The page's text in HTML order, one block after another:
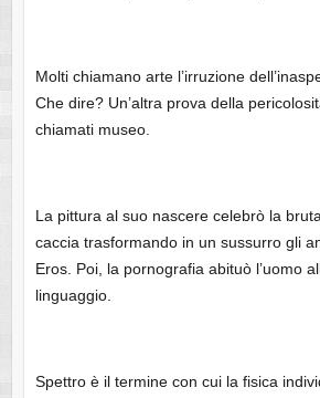
Molti chiamano arte l’irruzione
Che dire? Un’altra prova della
chiamati museo.
La pittura al suo nascere celebrò la
caccia trasformando in un sussurro gli
Eros. Poi, la pornografia abituò l’uomo
linguaggio.
Spettro è il termine con cui la fisica